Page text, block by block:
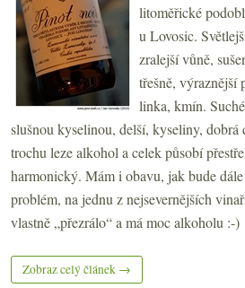
litoměřické
u Lovosic.
zralejší vůně,
třešně, výraznější
linka, kmín.
slušnou kyselinou, delší, kyseliny, dobrá
trochu leze alkohol a celek působí
harmonický. Mám i obavu, jak bude
problém, na jednu z nejsevernějších
vlastně „přezrálo“ a má moc alkoholu :-)
Zobraz celý článek →